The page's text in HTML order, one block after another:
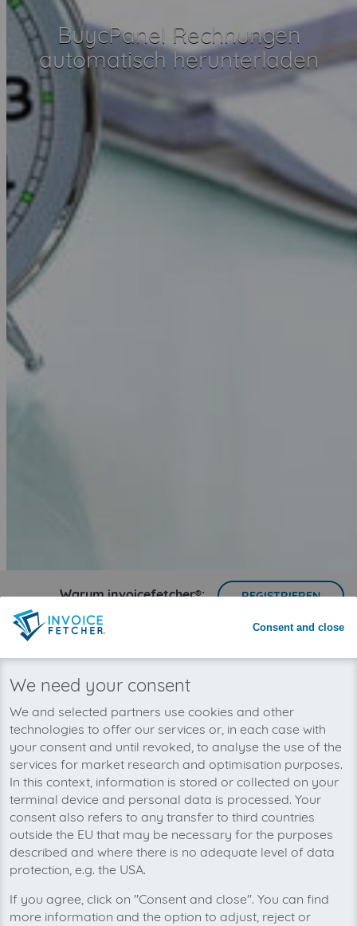
BuycPanel Rechnungen
automatisch herunterladen
Warum invoicefetcher®: REGISTRIEREN
invoicefetcher® › Plattformen IT und Informationstechnologie › BuycPanel
Wir wollen auch bald Ihre
BuycPanel-Rechnungen
automatisch abholen!
Consent and close
We need your consent
We and selected partners use cookies and other
technologies to offer our services or, in each case with
your consent and until revoked, to analyse the use of the
services for market research and optimisation purposes.
In this context, information is stored or collected on your
terminal device and personal data is processed. Your
consent also refers to any transfer to third countries
outside the EU that may be necessary for the purposes
described and where there is no adequate level of data
protection, e.g. the USA.
If you agree, click on "Consent and close". You can find
more information and the option to adjust, reject or